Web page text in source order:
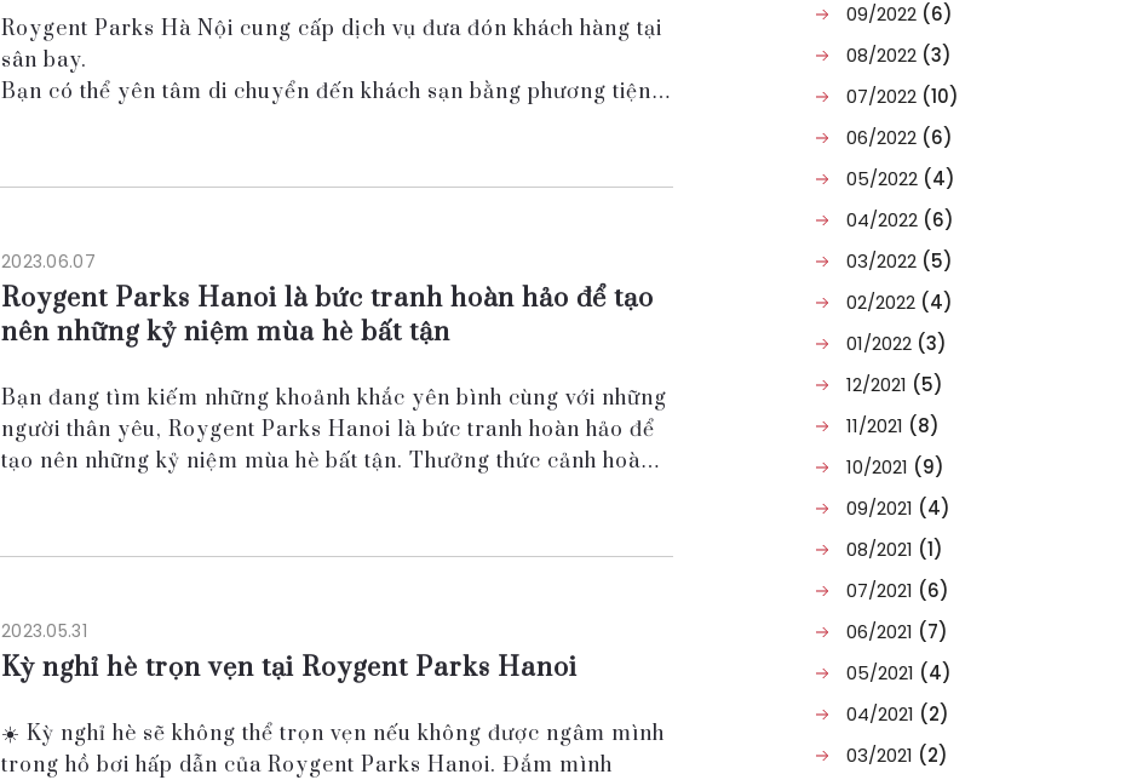
Roygent Parks Hà Nội cung cấp dịch vụ đưa đón khách hàng tại
sân bay.
Bạn có thể yên tâm di chuyển đến khách sạn bằng phương tiện
đến vớ...
2023.06.07
Roygent Parks Hanoi là bức tranh hoàn hảo để tạo
nên những kỷ niệm mùa hè bất tận
Bạn đang tìm kiếm những khoảnh khắc yên bình cùng với những
người thân yêu, Roygent Parks Hanoi là bức tranh hoàn hảo để
tạo nên những kỷ niệm mùa hè bất tận. Thưởng thức cảnh hoàng
2023.05.31
Kỳ nghỉ hè trọn vẹn tại Roygent Parks Hanoi
☀️ Kỳ nghỉ hè sẽ không thể trọn vẹn nếu không được ngâm mình
trong hồ bơi hấp dẫn của Roygent Parks Hanoi. Đắm mình
09/2022 (6)
08/2022 (3)
07/2022 (10)
06/2022 (6)
05/2022 (4)
04/2022 (6)
03/2022 (5)
02/2022 (4)
01/2022 (3)
12/2021 (5)
11/2021 (8)
10/2021 (9)
09/2021 (4)
08/2021 (1)
07/2021 (6)
06/2021 (7)
05/2021 (4)
04/2021 (2)
03/2021 (2)